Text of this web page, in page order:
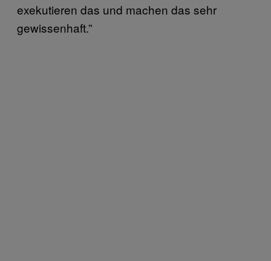
exekutieren das und machen das sehr
gewissenhaft.”